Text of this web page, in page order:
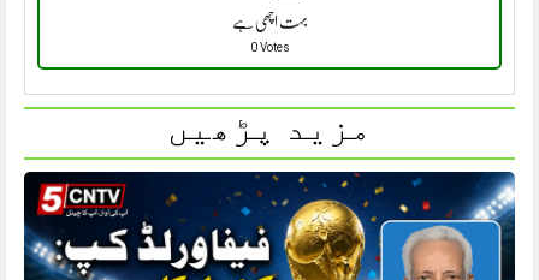
بہت اچھی ہے
0 Votes
مزید پڑھیں